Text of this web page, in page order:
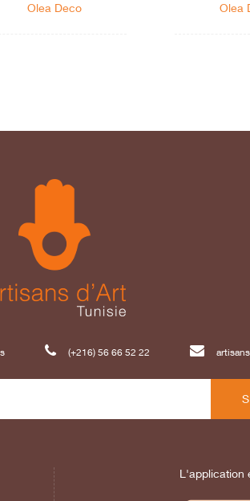
Olea Deco Olea
(+216) 56 66 52 22
L'application